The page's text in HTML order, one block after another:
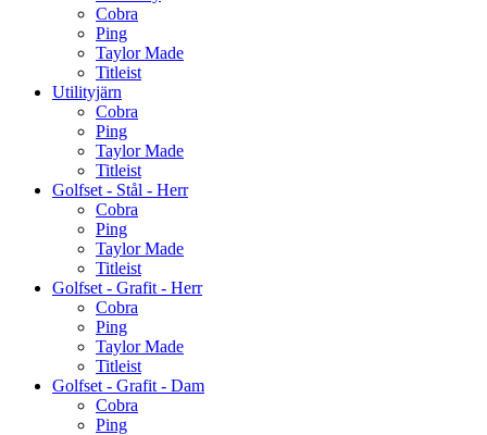
Cobra
Ping
Taylor Made
Titleist
Utilityjärn
Cobra
Ping
Taylor Made
Titleist
Golfset - Stål - Herr
Cobra
Ping
Taylor Made
Titleist
Golfset - Grafit - Herr
Cobra
Ping
Taylor Made
Titleist
Golfset - Grafit - Dam
Cobra
Ping